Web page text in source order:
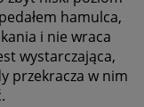
hamulca,
i nie wraca
wystarczająca,
przekracza w nim